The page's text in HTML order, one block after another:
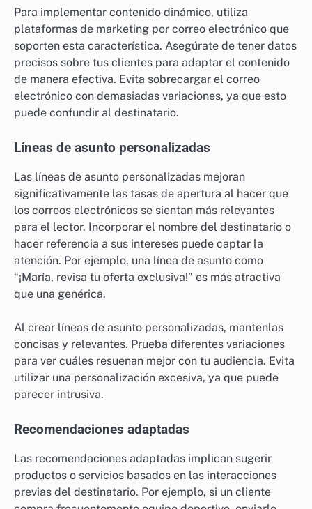
Para implementar contenido dinámico, utiliza
plataformas de marketing por correo electrónico que
soporten esta característica. Asegúrate de tener datos
precisos sobre tus clientes para adaptar el contenido
de manera efectiva. Evita sobrecargar el correo
electrónico con demasiadas variaciones, ya que esto
puede confundir al destinatario.
Líneas de asunto personalizadas
Las líneas de asunto personalizadas mejoran
significativamente las tasas de apertura al hacer que
los correos electrónicos se sientan más relevantes
para el lector. Incorporar el nombre del destinatario o
hacer referencia a sus intereses puede captar la
atención. Por ejemplo, una línea de asunto como
“¡María, revisa tu oferta exclusiva!” es más atractiva
que una genérica.
Al crear líneas de asunto personalizadas, mantenlas
concisas y relevantes. Prueba diferentes variaciones
para ver cuáles resuenan mejor con tu audiencia. Evita
utilizar una personalización excesiva, ya que puede
parecer intrusiva.
Recomendaciones adaptadas
Las recomendaciones adaptadas implican sugerir
productos o servicios basados en las interacciones
previas del destinatario. Por ejemplo, si un cliente